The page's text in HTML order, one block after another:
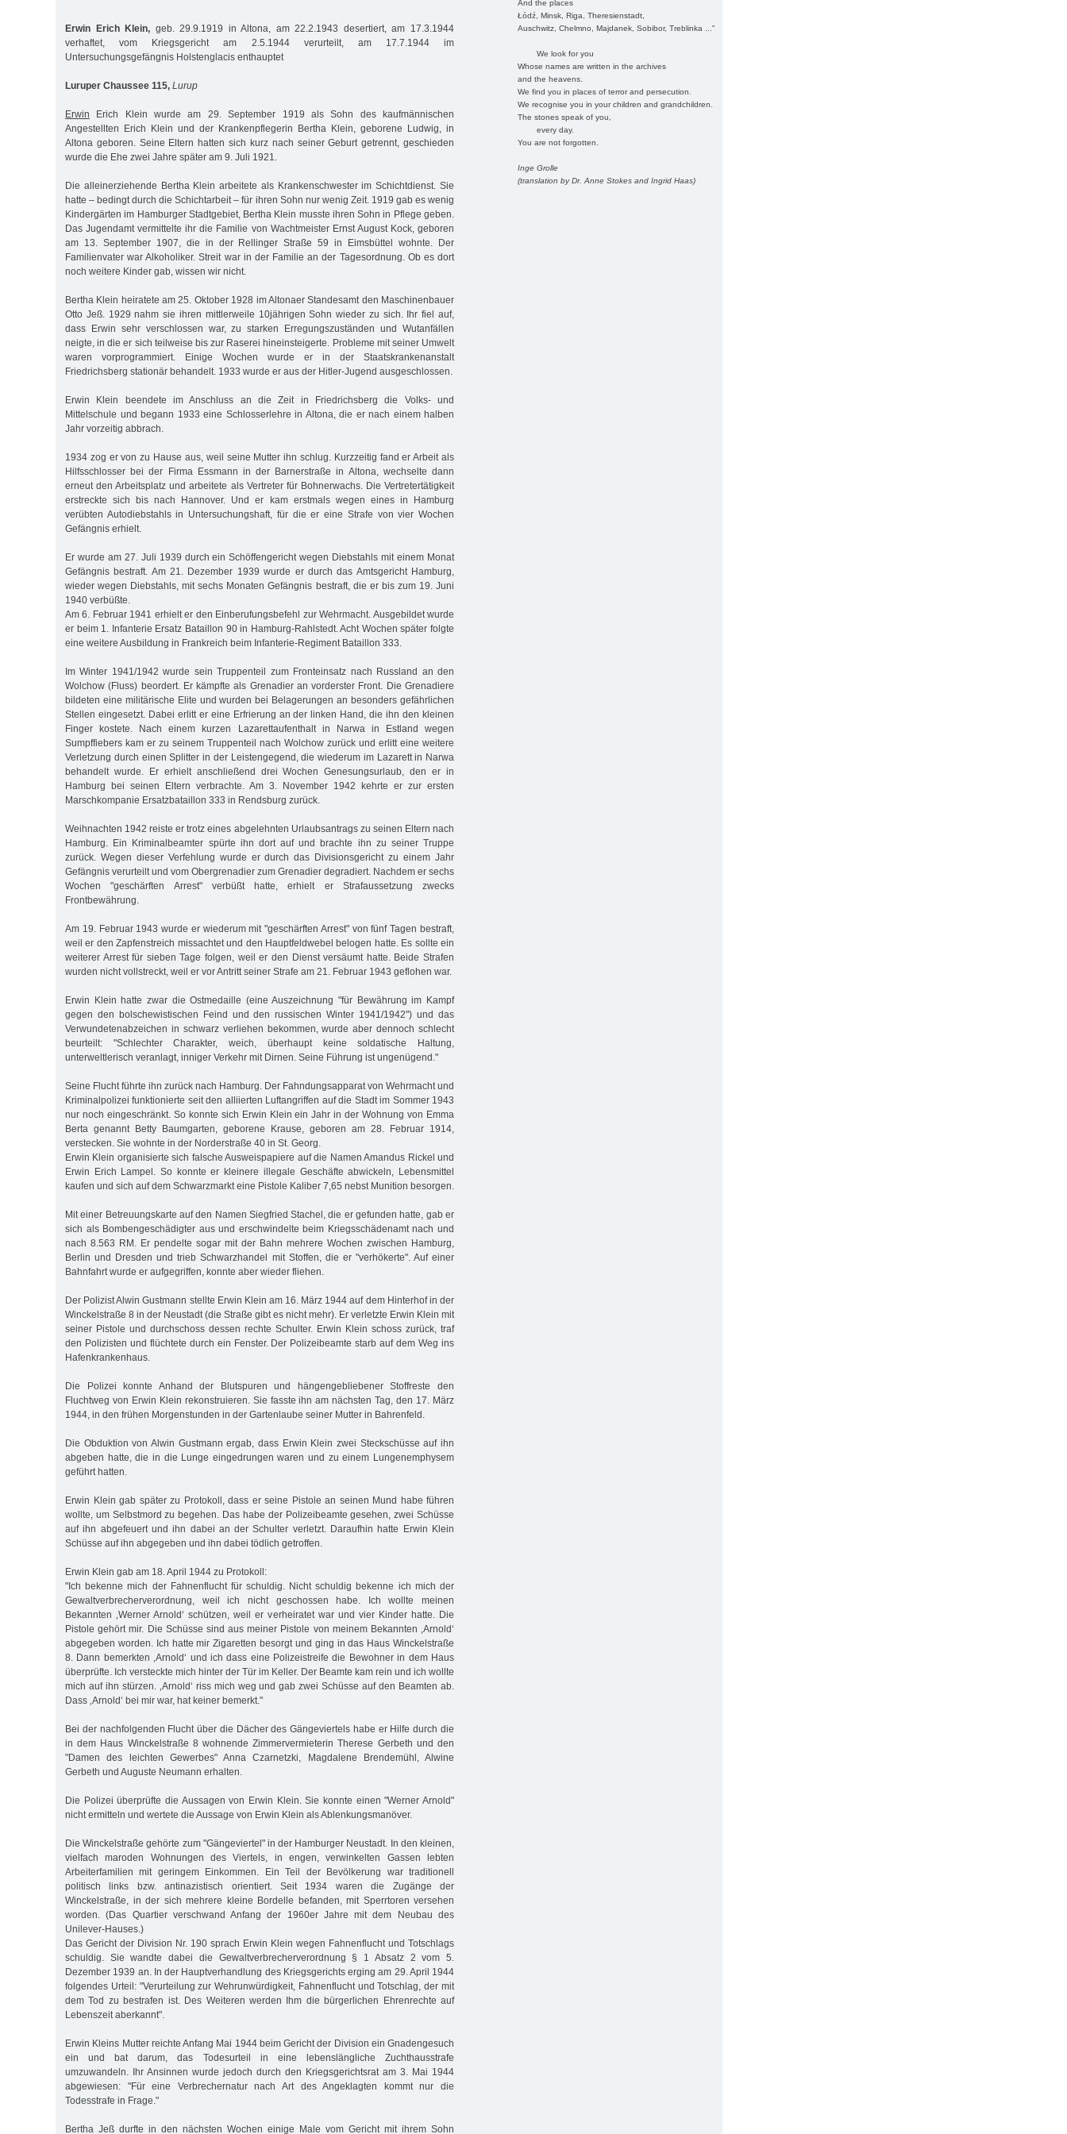
And the places
Łódź, Minsk, Riga, Theresienstadt,
Auschwitz, Chelmno, Majdanek, Sobibor, Treblinka ..."
We look for you
Whose names are written in the archives
and the heavens.
We find you in places of terror and persecution.
We recognise you in your children and grandchildren.
The stones speak of you,
every day.
You are not forgotten.
Inge Grolle
(translation by Dr. Anne Stokes and Ingrid Haas)
Erwin Erich Klein, geb. 29.9.1919 in Altona, am 22.2.1943 desertiert, am 17.3.1944
verhaftet, vom Kriegsgericht am 2.5.1944 verurteilt, am 17.7.1944 im
Untersuchungsgefängnis Holstenglacis enthauptet
Luruper Chaussee 115, Lurup
Erwin Erich Klein wurde am 29. September 1919 als Sohn des kaufmännischen
Angestellten Erich Klein und der Krankenpflegerin Bertha Klein, geborene Ludwig, in
Altona geboren. Seine Eltern hatten sich kurz nach seiner Geburt getrennt, geschieden
wurde die Ehe zwei Jahre später am 9. Juli 1921.
Die alleinerziehende Bertha Klein arbeitete als Krankenschwester im Schichtdienst. Sie
hatte – bedingt durch die Schichtarbeit – für ihren Sohn nur wenig Zeit. 1919 gab es wenig
Kindergärten im Hamburger Stadtgebiet, Bertha Klein musste ihren Sohn in Pflege geben.
Das Jugendamt vermittelte ihr die Familie von Wachtmeister Ernst August Kock, geboren
am 13. September 1907, die in der Rellinger Straße 59 in Eimsbüttel wohnte. Der
Familienvater war Alkoholiker. Streit war in der Familie an der Tagesordnung. Ob es dort
noch weitere Kinder gab, wissen wir nicht.
Bertha Klein heiratete am 25. Oktober 1928 im Altonaer Standesamt den Maschinenbauer
Otto Jeß. 1929 nahm sie ihren mittlerweile 10jährigen Sohn wieder zu sich. Ihr fiel auf,
dass Erwin sehr verschlossen war, zu starken Erregungszuständen und Wutanfällen
neigte, in die er sich teilweise bis zur Raserei hineinsteigerte. Probleme mit seiner Umwelt
waren vorprogrammiert. Einige Wochen wurde er in der Staatskrankenanstalt
Friedrichsberg stationär behandelt. 1933 wurde er aus der Hitler-Jugend ausgeschlossen.
Erwin Klein beendete im Anschluss an die Zeit in Friedrichsberg die Volks- und
Mittelschule und begann 1933 eine Schlosserlehre in Altona, die er nach einem halben
Jahr vorzeitig abbrach.
1934 zog er von zu Hause aus, weil seine Mutter ihn schlug. Kurzzeitig fand er Arbeit als
Hilfsschlosser bei der Firma Essmann in der Barnerstraße in Altona, wechselte dann
erneut den Arbeitsplatz und arbeitete als Vertreter für Bohnerwachs. Die Vertretertätigkeit
erstreckte sich bis nach Hannover. Und er kam erstmals wegen eines in Hamburg
verübten Autodiebstahls in Untersuchungshaft, für die er eine Strafe von vier Wochen
Gefängnis erhielt.
Er wurde am 27. Juli 1939 durch ein Schöffengericht wegen Diebstahls mit einem Monat
Gefängnis bestraft. Am 21. Dezember 1939 wurde er durch das Amtsgericht Hamburg,
wieder wegen Diebstahls, mit sechs Monaten Gefängnis bestraft, die er bis zum 19. Juni
1940 verbüßte.
Am 6. Februar 1941 erhielt er den Einberufungsbefehl zur Wehrmacht. Ausgebildet wurde
er beim 1. Infanterie Ersatz Bataillon 90 in Hamburg-Rahlstedt. Acht Wochen später folgte
eine weitere Ausbildung in Frankreich beim Infanterie-Regiment Bataillon 333.
Im Winter 1941/1942 wurde sein Truppenteil zum Fronteinsatz nach Russland an den
Wolchow (Fluss) beordert. Er kämpfte als Grenadier an vorderster Front. Die Grenadiere
bildeten eine militärische Elite und wurden bei Belagerungen an besonders gefährlichen
Stellen eingesetzt. Dabei erlitt er eine Erfrierung an der linken Hand, die ihn den kleinen
Finger kostete. Nach einem kurzen Lazarettaufenthalt in Narwa in Estland wegen
Sumpffiebers kam er zu seinem Truppenteil nach Wolchow zurück und erlitt eine weitere
Verletzung durch einen Splitter in der Leistengegend, die wiederum im Lazarett in Narwa
behandelt wurde. Er erhielt anschließend drei Wochen Genesungsurlaub, den er in
Hamburg bei seinen Eltern verbrachte. Am 3. November 1942 kehrte er zur ersten
Marschkompanie Ersatzbataillon 333 in Rendsburg zurück.
Weihnachten 1942 reiste er trotz eines abgelehnten Urlaubsantrags zu seinen Eltern nach
Hamburg. Ein Kriminalbeamter spürte ihn dort auf und brachte ihn zu seiner Truppe
zurück. Wegen dieser Verfehlung wurde er durch das Divisionsgericht zu einem Jahr
Gefängnis verurteilt und vom Obergrenadier zum Grenadier degradiert. Nachdem er sechs
Wochen "geschärften Arrest" verbüßt hatte, erhielt er Strafaussetzung zwecks
Frontbewährung.
Am 19. Februar 1943 wurde er wiederum mit "geschärften Arrest" von fünf Tagen bestraft,
weil er den Zapfenstreich missachtet und den Hauptfeldwebel belogen hatte. Es sollte ein
weiterer Arrest für sieben Tage folgen, weil er den Dienst versäumt hatte. Beide Strafen
wurden nicht vollstreckt, weil er vor Antritt seiner Strafe am 21. Februar 1943 geflohen war.
Erwin Klein hatte zwar die Ostmedaille (eine Auszeichnung "für Bewährung im Kampf
gegen den bolschewistischen Feind und den russischen Winter 1941/1942") und das
Verwundetenabzeichen in schwarz verliehen bekommen, wurde aber dennoch schlecht
beurteilt: "Schlechter Charakter, weich, überhaupt keine soldatische Haltung,
unterweltlerisch veranlagt, inniger Verkehr mit Dirnen. Seine Führung ist ungenügend."
Seine Flucht führte ihn zurück nach Hamburg. Der Fahndungsapparat von Wehrmacht und
Kriminalpolizei funktionierte seit den alliierten Luftangriffen auf die Stadt im Sommer 1943
nur noch eingeschränkt. So konnte sich Erwin Klein ein Jahr in der Wohnung von Emma
Berta genannt Betty Baumgarten, geborene Krause, geboren am 28. Februar 1914,
verstecken. Sie wohnte in der Norderstraße 40 in St. Georg.
Erwin Klein organisierte sich falsche Ausweispapiere auf die Namen Amandus Rickel und
Erwin Erich Lampel. So konnte er kleinere illegale Geschäfte abwickeln, Lebensmittel
kaufen und sich auf dem Schwarzmarkt eine Pistole Kaliber 7,65 nebst Munition besorgen.
Mit einer Betreuungskarte auf den Namen Siegfried Stachel, die er gefunden hatte, gab er
sich als Bombengeschädigter aus und erschwindelte beim Kriegsschädenamt nach und
nach 8.563 RM. Er pendelte sogar mit der Bahn mehrere Wochen zwischen Hamburg,
Berlin und Dresden und trieb Schwarzhandel mit Stoffen, die er "verhökerte". Auf einer
Bahnfahrt wurde er aufgegriffen, konnte aber wieder fliehen.
Der Polizist Alwin Gustmann stellte Erwin Klein am 16. März 1944 auf dem Hinterhof in der
Winckelstraße 8 in der Neustadt (die Straße gibt es nicht mehr). Er verletzte Erwin Klein mit
seiner Pistole und durchschoss dessen rechte Schulter. Erwin Klein schoss zurück, traf
den Polizisten und flüchtete durch ein Fenster. Der Polizeibeamte starb auf dem Weg ins
Hafenkrankenhaus.
Die Polizei konnte Anhand der Blutspuren und hängengebliebener Stoffreste den
Fluchtweg von Erwin Klein rekonstruieren. Sie fasste ihn am nächsten Tag, den 17. März
1944, in den frühen Morgenstunden in der Gartenlaube seiner Mutter in Bahrenfeld.
Die Obduktion von Alwin Gustmann ergab, dass Erwin Klein zwei Steckschüsse auf ihn
abgeben hatte, die in die Lunge eingedrungen waren und zu einem Lungenemphysem
geführt hatten.
Erwin Klein gab später zu Protokoll, dass er seine Pistole an seinen Mund habe führen
wollte, um Selbstmord zu begehen. Das habe der Polizeibeamte gesehen, zwei Schüsse
auf ihn abgefeuert und ihn dabei an der Schulter verletzt. Daraufhin hatte Erwin Klein
Schüsse auf ihn abgegeben und ihn dabei tödlich getroffen.
Erwin Klein gab am 18. April 1944 zu Protokoll:
"Ich bekenne mich der Fahnenflucht für schuldig. Nicht schuldig bekenne ich mich der
Gewaltverbrecherverordnung, weil ich nicht geschossen habe. Ich wollte meinen
Bekannten ‚Werner Arnold‘ schützen, weil er verheiratet war und vier Kinder hatte. Die
Pistole gehört mir. Die Schüsse sind aus meiner Pistole von meinem Bekannten ‚Arnold‘
abgegeben worden. Ich hatte mir Zigaretten besorgt und ging in das Haus Winckelstraße
8. Dann bemerkten ‚Arnold‘ und ich dass eine Polizeistreife die Bewohner in dem Haus
überprüfte. Ich versteckte mich hinter der Tür im Keller. Der Beamte kam rein und ich wollte
mich auf ihn stürzen. ‚Arnold‘ riss mich weg und gab zwei Schüsse auf den Beamten ab.
Dass ‚Arnold‘ bei mir war, hat keiner bemerkt."
Bei der nachfolgenden Flucht über die Dächer des Gängeviertels habe er Hilfe durch die
in dem Haus Winckelstraße 8 wohnende Zimmervermieterin Therese Gerbeth und den
"Damen des leichten Gewerbes" Anna Czarnetzki, Magdalene Brendemühl, Alwine
Gerbeth und Auguste Neumann erhalten.
Die Polizei überprüfte die Aussagen von Erwin Klein. Sie konnte einen "Werner Arnold"
nicht ermitteln und wertete die Aussage von Erwin Klein als Ablenkungsmanöver.
Die Winckelstraße gehörte zum "Gängeviertel" in der Hamburger Neustadt. In den kleinen,
vielfach maroden Wohnungen des Viertels, in engen, verwinkelten Gassen lebten
Arbeiterfamilien mit geringem Einkommen. Ein Teil der Bevölkerung war traditionell
politisch links bzw. antinazistisch orientiert. Seit 1934 waren die Zugänge der
Winckelstraße, in der sich mehrere kleine Bordelle befanden, mit Sperrtoren versehen
worden. (Das Quartier verschwand Anfang der 1960er Jahre mit dem Neubau des
Unilever-Hauses.)
Das Gericht der Division Nr. 190 sprach Erwin Klein wegen Fahnenflucht und Totschlags
schuldig. Sie wandte dabei die Gewaltverbrecherverordnung § 1 Absatz 2 vom 5.
Dezember 1939 an. In der Hauptverhandlung des Kriegsgerichts erging am 29. April 1944
folgendes Urteil: "Verurteilung zur Wehrunwürdigkeit, Fahnenflucht und Totschlag, der mit
dem Tod zu bestrafen ist. Des Weiteren werden Ihm die bürgerlichen Ehrenrechte auf
Lebenszeit aberkannt".
Erwin Kleins Mutter reichte Anfang Mai 1944 beim Gericht der Division ein Gnadengesuch
ein und bat darum, das Todesurteil in eine lebenslängliche Zuchthausstrafe
umzuwandeln. Ihr Ansinnen wurde jedoch durch den Kriegsgerichtsrat am 3. Mai 1944
abgewiesen: "Für eine Verbrechernatur nach Art des Angeklagten kommt nur die
Todesstrafe in Frage."
Bertha Jeß durfte in den nächsten Wochen einige Male vom Gericht mit ihrem Sohn